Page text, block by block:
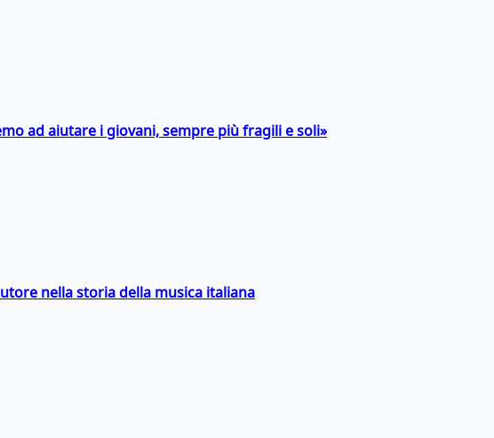
ad aiutare i giovani, sempre più fragili e soli»
nella storia della musica italiana